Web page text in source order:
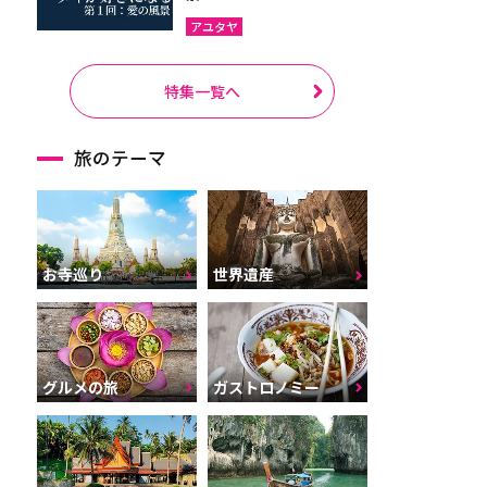
アユタヤ
特集一覧へ
旅のテーマ
お寺巡り 世界遺産
グルメの旅 ガストロノミー